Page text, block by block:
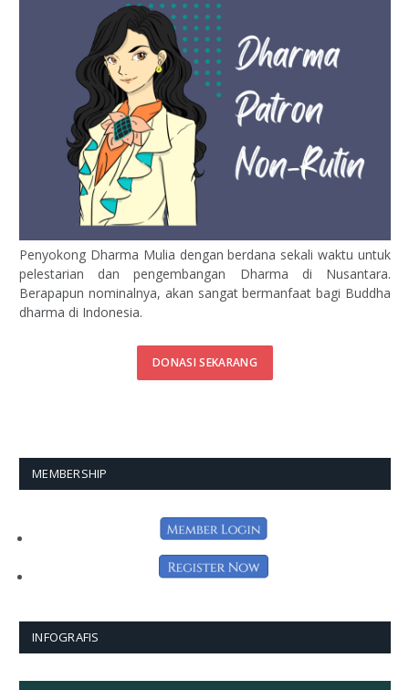
Penyokong Dharma Mulia dengan berdana sekali waktu untuk
pelestarian dan pengembangan Dharma di Nusantara.
Berapapun nominalnya, akan sangat bermanfaat bagi Buddha
dharma di Indonesia.
DONASI SEKARANG
MEMBERSHIP
INFOGRAFIS